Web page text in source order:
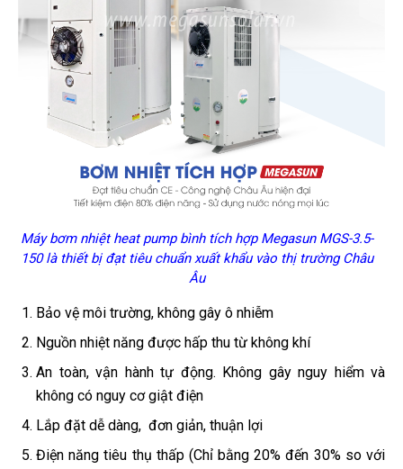
Máy bơm nhiệt heat pump bình tích hợp Megasun MGS-3.5-
150 là thiết bị đạt tiêu chuẩn xuất khẩu vào thị trường Châu
Âu
Bảo vệ môi trường, không gây ô nhiễm
Nguồn nhiệt năng được hấp thu từ không khí
An toàn, vận hành tự động. Không gây nguy hiểm và
không có nguy cơ giật điện
Lắp đặt dễ dàng, đơn giản, thuận lợi
Điện năng tiêu thụ thấp (Chỉ bằng 20% đến 30% so với